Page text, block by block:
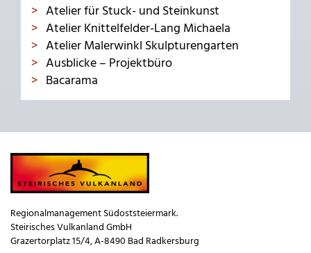
Atelier für Stuck- und Steinkunst
Atelier Knittelfelder-Lang Michaela
Atelier Malerwinkl Skulpturengarten
Ausblicke – Projektbüro
Bacarama
Regionalmanagement Südoststeiermark.
Steirisches Vulkanland GmbH
Grazertorplatz 15/4, A-8490 Bad Radkersburg